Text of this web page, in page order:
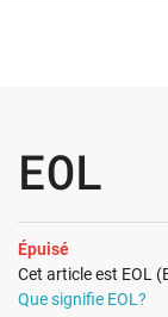
EOL
Épuisé
Cet article est EOL
Que signifie EOL?